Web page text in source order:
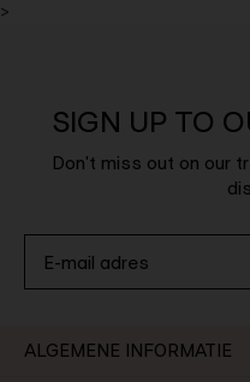
>
SIGN UP TO
Don't miss out on our
ALGEMENE INFORMATIE